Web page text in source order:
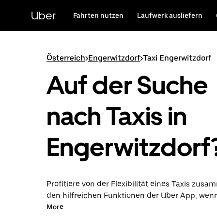
HauptinhaltUber Fahrten nutzen Laufwerk ausliefern
Österreich>Engerwitzdorf>Taxi Engerwitzdorf
Auf der Suche
nach Taxis in
Profitiere von der Flexibilität eines Taxis
den hilfreichen Funktionen der Uber App,
über die Uber App in Engerwitzdorf
More